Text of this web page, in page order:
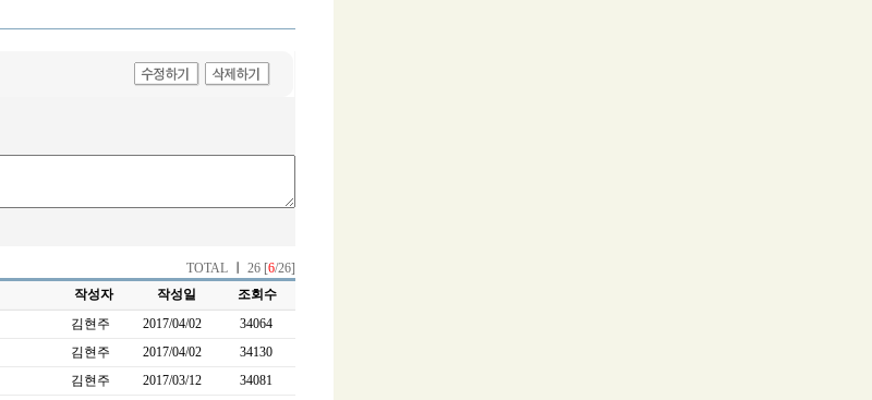
TOTAL 26 [6/26]
작성자 작성일
조회수
김현주 2017/04/02
34064
김현주 2017/04/02
34130
김현주 2017/03/12 34081